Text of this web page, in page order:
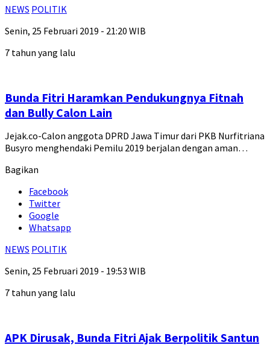
NEWS POLITIK
Senin, 25 Februari 2019 - 21:20 WIB
7 tahun yang lalu
Bunda Fitri Haramkan Pendukungnya Fitnah
dan Bully Calon Lain
Jejak.co-Calon anggota DPRD Jawa Timur dari PKB Nurfitriana
Busyro menghendaki Pemilu 2019 berjalan dengan aman…
Bagikan
Facebook
Twitter
Google
Whatsapp
NEWS POLITIK
Senin, 25 Februari 2019 - 19:53 WIB
7 tahun yang lalu
APK Dirusak, Bunda Fitri Ajak Berpolitik Santun